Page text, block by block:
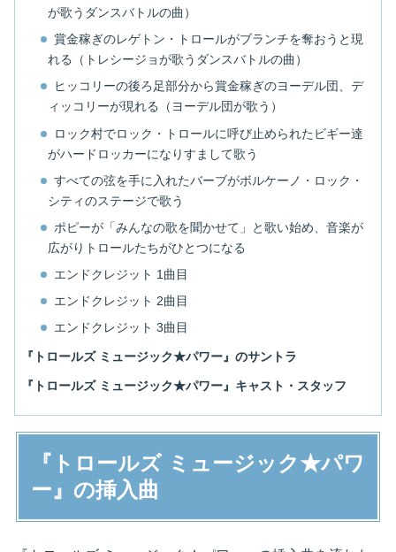
が歌うダンスバトルの曲）
賞金稼ぎのレゲトン・トロールがブランチを奪おうと現
れる（トレシージョが歌うダンスバトルの曲）
ヒッコリーの後ろ足部分から賞金稼ぎのヨーデル団、デ
ィッコリーが現れる（ヨーデル団が歌う）
ロック村でロック・トロールに呼び止められたビギー達
がハードロッカーになりすまして歌う
すべての弦を手に入れたバーブがボルケーノ・ロック・
シティのステージで歌う
ポピーが「みんなの歌を聞かせて」と歌い始め、音楽が
広がりトロールたちがひとつになる
エンドクレジット 1曲目
エンドクレジット 2曲目
エンドクレジット 3曲目
『トロールズ ミュージック★パワー』のサントラ
『トロールズ ミュージック★パワー』キャスト・スタッフ
『トロールズ ミュージック★パワ
ー』の挿入曲